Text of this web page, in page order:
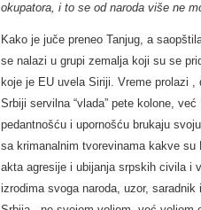
okupatora, i to se od naroda više ne
Kako je juče preneo Tanjug, a
se nalazi u grupi zemalja koji su se
koje je EU uvela Siriji. Vreme prolazi
Srbiji servilna “vlada” pete kolone,
pedantnošću i upornošću brukaju
sa krimanalnim tvorevinama kakve su
akta agresije i ubijanja srpskih civila i
izrodima svoga naroda, uzor,